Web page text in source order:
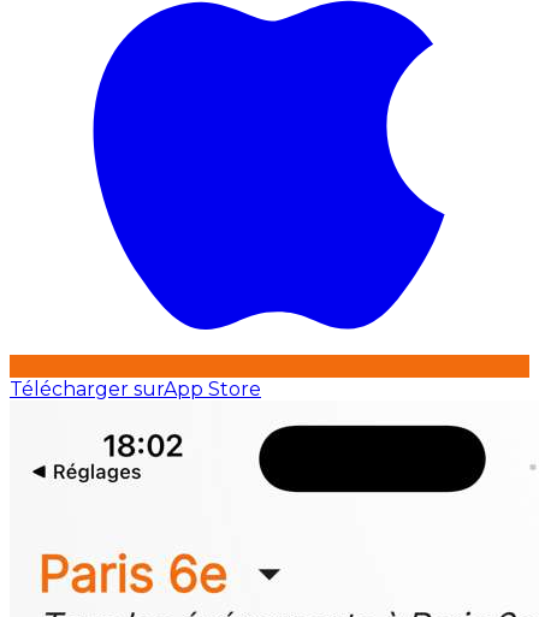
Télécharger surApp Store